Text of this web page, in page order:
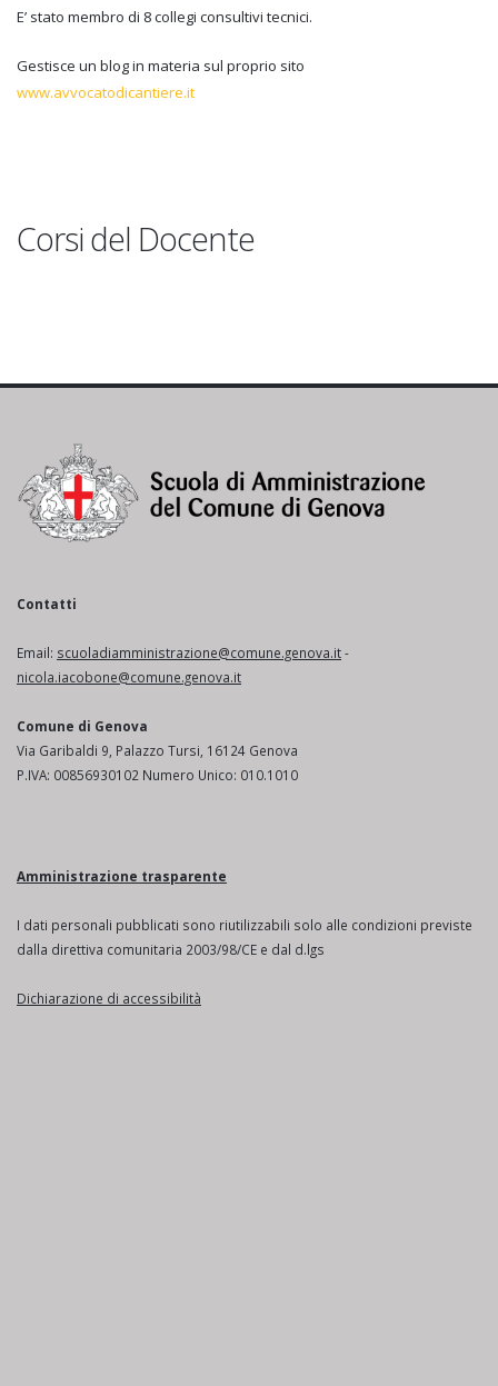
E’ stato membro di 8 collegi consultivi tecnici.
Gestisce un blog in materia sul proprio sito
www.avvocatodicantiere.it
Corsi del Docente
Contatti
Email: scuoladiamministrazione@comune.genova.it-
nicola.iacobone@comune.genova.it
Comune di Genova
Via Garibaldi 9, Palazzo Tursi, 16124 Genova
P.IVA: 00856930102 Numero Unico: 010.1010
Amministrazione trasparente
I dati personali pubblicati sono riutilizzabili solo alle condizioni previste
dalla direttiva comunitaria 2003/98/CE e dal d.lgs
Dichiarazione di accessibilità